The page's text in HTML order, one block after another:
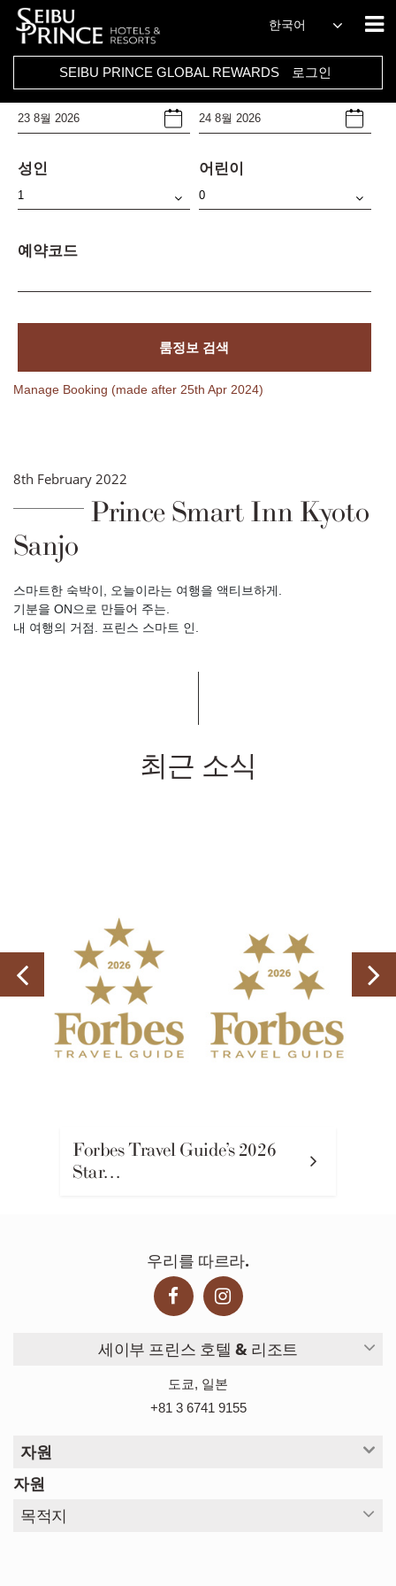
한국어
SEIBU PRINCE GLOBAL REWARDS 로그인
호텔
Select Any
체크인날짜 체크아웃날짜
성인 어린이
예약코드
룸정보 검색
Manage Booking (made after 25th Apr 2024)
8th February 2022
Prince Smart Inn Kyoto
Sanjo
스마트한 숙박이, 오늘이라는 여행을 액티브하게.
기분을 ON으로 만들어 주는.
내 여행의 거점. 프린스 스마트 인.
최근 소식
Forbes Travel Guide’s 2026
Star…
우리를 따르라.
세이부 프린스 호텔 & 리조트
도쿄, 일본
+81 3 6741 9155
자원
자원
목적지